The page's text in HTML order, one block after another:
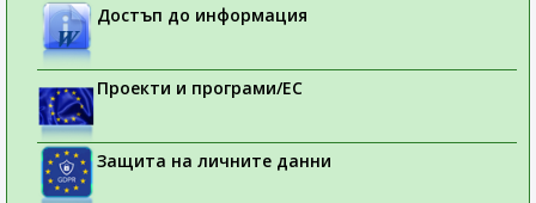
Достъп до информация
Проекти и програми/ЕС
Защита на личните данни